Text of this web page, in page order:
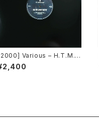
Various – H.T.M. /
To The "Disco" ~私
Discoへ連れていって~ Re